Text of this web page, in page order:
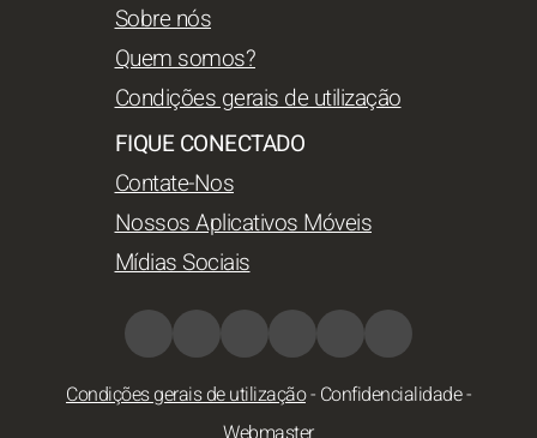
Sobre nós
Quem somos?
Condições gerais de utilização
FIQUE CONECTADO
Contate-Nos
Nossos Aplicativos Móveis
Mídias Sociais
Condições gerais de utilização- Confidencialidade-